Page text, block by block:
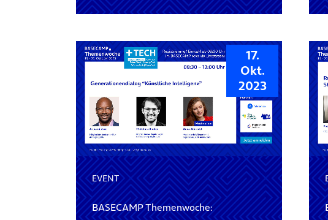
17.
Okt.
2023
EVENT
BASECAMP Themenwoche: